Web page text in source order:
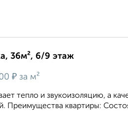
36м², 6/9 этаж
₽ за м²
тепло и звукоизоляцию, а
Преимущества квартиры: